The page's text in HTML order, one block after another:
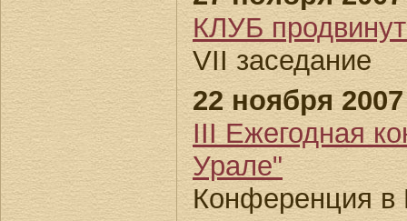
КЛУБ
VII заседание
22 ноября 2007
III Ежегодная
Урале"
Конференция в